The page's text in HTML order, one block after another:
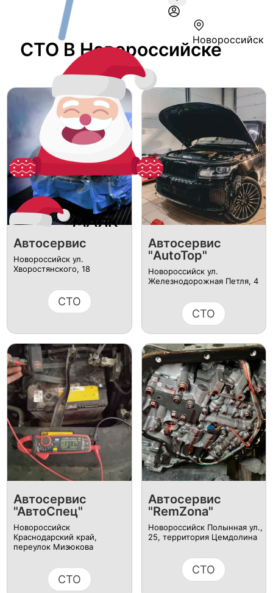
Новороссийск
СТО В Новороссийске
Автосервис
Новороссийск ул.
Хворостянского, 18
СТО
Автосервис
"AutoTop"
Новороссийск ул.
Железнодорожная Петля, 4
СТО
Автосервис
"АвтоСпец"
Новороссийск
Краснодарский край,
переулок Мизюкова
СТО
Автосервис
"RemZona"
Новороссийск Полынная ул.,
25, территория Цемдолина
СТО